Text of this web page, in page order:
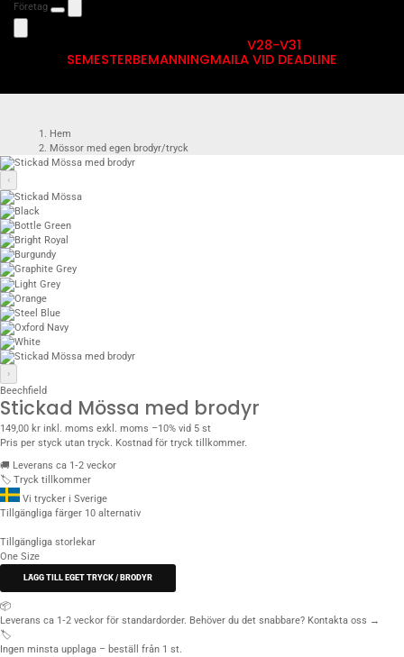
Företag
SEMESTERBEMANNING
V28-V31
MAILA VID DEADLINE
Hem
Mössor med egen brodyr/tryck
Stickad Mössa med brodyr
‹
›
Beechfield
Stickad Mössa med brodyr
149,00 kr inkl. moms exkl. moms –10% vid 5 st
Pris per styck utan tryck. Kostnad för tryck tillkommer.
🚚 Leverans ca 1‑2 veckor
🏷️ Tryck tillkommer
Vi trycker i Sverige
Tillgängliga färger 10 alternativ
Tillgängliga storlekar
One Size
LÄGG TILL EGET TRYCK / BRODYR
📦
Leverans ca 1‑2 veckor för standardorder. Behöver du det snabbare? Kontakta oss →
🏷️
Ingen minsta upplaga – beställ från 1 st.